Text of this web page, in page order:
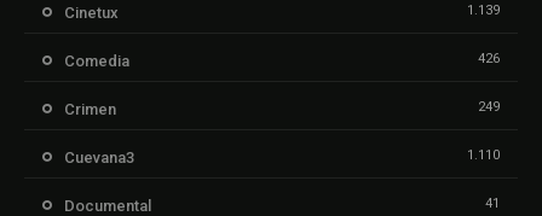
Cinetux 1.139
Comedia 426
Crimen 249
Cuevana3 1.110
Documental 41